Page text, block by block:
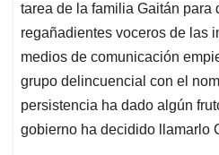
tarea de la familia Gaitán para
regañadientes voceros de las
medios de comunicación
grupo delincuencial con el
persistencia ha dado algún
gobierno ha decidido llamarlo